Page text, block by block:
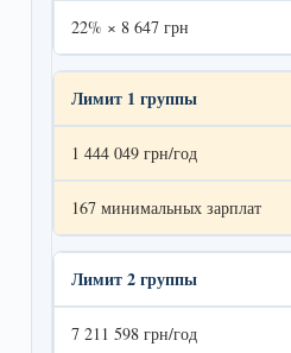
22% × 8 647 грн
Лимит 1 группы
1 444 049 грн/год
167 минимальных зарплат
Лимит 2 группы
7 211 598 грн/год